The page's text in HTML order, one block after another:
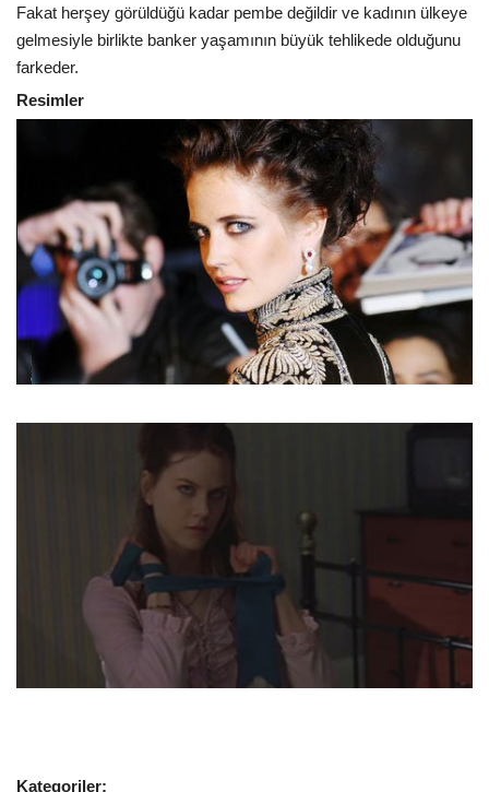
Fakat herşey görüldüğü kadar pembe değildir ve kadının ülkeye
gelmesiyle birlikte banker yaşamının büyük tehlikede olduğunu
farkeder.
Resimler
Kategoriler: